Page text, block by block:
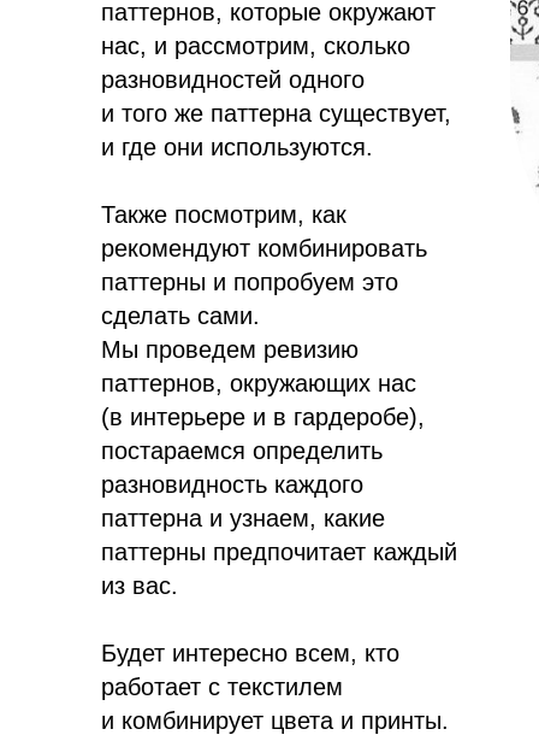
паттернов, которые окружают
нас, и рассмотрим, сколько
разновидностей одного
и того же паттерна существует,
и где они используются.
Также посмотрим, как
рекомендуют комбинировать
паттерны и попробуем это
сделать сами.
Мы проведем ревизию
паттернов, окружающих нас
(в интерьере и в гардеробе),
постараемся определить
разновидность каждого
паттерна и узнаем, какие
паттерны предпочитает каждый
из вас.
Будет интересно всем, кто
работает с текстилем
и комбинирует цвета и принты.